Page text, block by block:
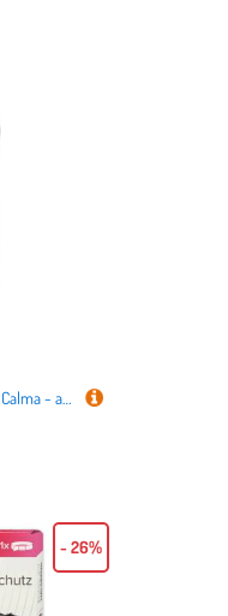
Nomad Tales Adressanhänger Calma - anthrazit
- 26%